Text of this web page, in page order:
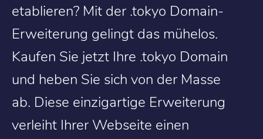
etablieren? Mit der .tokyo Domain-
Erweiterung gelingt das mühelos.
Kaufen Sie jetzt Ihre .tokyo Domain
und heben Sie sich von der Masse
ab. Diese einzigartige Erweiterung
verleiht Ihrer Webseite einen